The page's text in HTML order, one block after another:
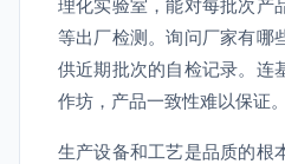
理化实验室，能对每批次产
等出厂检测。询问厂家有哪
供近期批次的自检记录。连
作坊，产品一致性难以保证。
生产设备和工艺是品质的根